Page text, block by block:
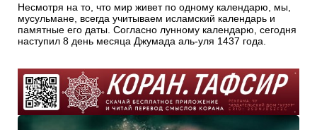
Несмотря на то, что мир живет по одному календарю, мы,
мусульмане, всегда учитываем исламский календарь и
памятные его даты. Согласно лунному календарю, сегодня
наступил 8 день месяца Джумада аль-уля 1437 года.